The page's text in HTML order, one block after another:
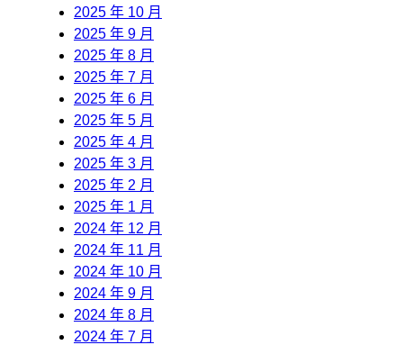
2025 年 10 月
2025 年 9 月
2025 年 8 月
2025 年 7 月
2025 年 6 月
2025 年 5 月
2025 年 4 月
2025 年 3 月
2025 年 2 月
2025 年 1 月
2024 年 12 月
2024 年 11 月
2024 年 10 月
2024 年 9 月
2024 年 8 月
2024 年 7 月